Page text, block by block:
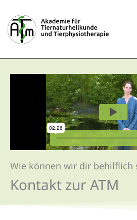
Inhalt
springen
Wie können wir dir behilflich
Kontakt zur ATM